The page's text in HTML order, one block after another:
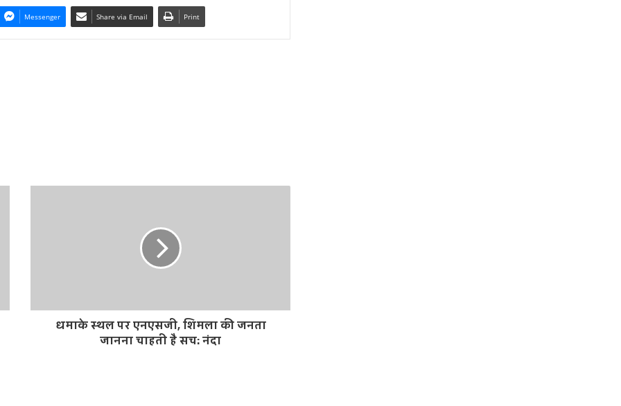
Messenger Share via Email Print
धमाके स्थल पर एनएसजी, शिमला की जनता
जानना चाहती है सच: नंदा